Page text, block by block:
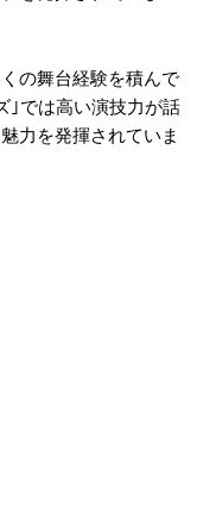
の舞台経験を積んで
｣では高い演技力が話
力を発揮されていま